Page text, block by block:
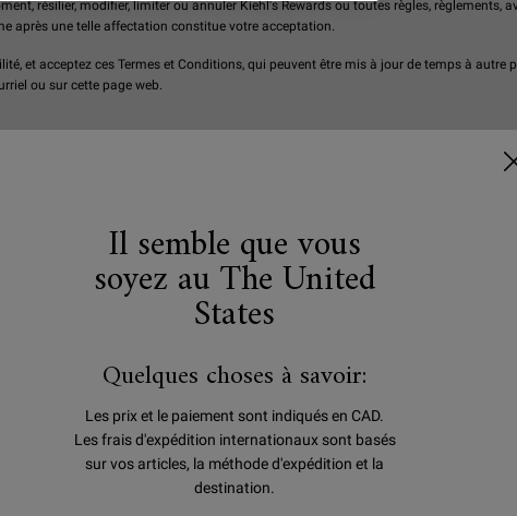
résilier, modifier, limiter ou annuler Kiehl's Rewards ou toutes règles, règlements,
après une telle affectation constitue votre acceptation.
et acceptez ces Termes et Conditions, qui peuvent être mis à jour de temps à autre
ou sur cette page web.
CONNECTEZ-VOUS AVEC NOUS
Required
Il semble que vous
soyez au The United
States
Quelques choses à savoir:
Les prix et le paiement sont indiqués en CAD.
Les frais d'expédition internationaux sont basés
sur vos articles, la méthode d'expédition et la
destination.